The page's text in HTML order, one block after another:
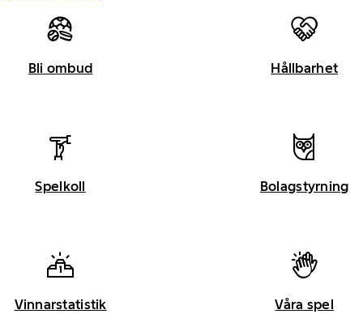
Bli ombud Hållbarhet
Spelkoll Bolagstyrning
Vinnarstatistik Våra spel